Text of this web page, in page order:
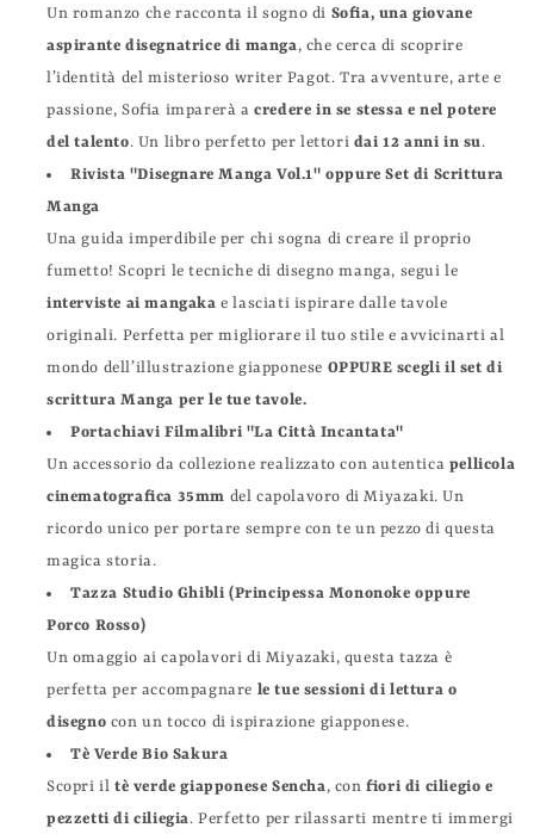
Un romanzo che racconta il sogno di Sofia, una giovane
aspirante disegnatrice di manga, che cerca di scoprire
l’identità del misterioso writer Pagot. Tra avventure, arte e
passione, Sofia imparerà acredere in se stessa e nel potere
del talento. Un libro perfetto per lettori dai 12 anni in su.
Rivista "Disegnare Manga Vol.1" oppure Set di Scrittura
Manga
Una guida imperdibile per chi sogna di creare il proprio
fumetto! Scopri le tecniche di disegno manga, segui le
interviste ai mangaka e lasciati ispirare dalle tavole
originali. Perfetta per migliorare il tuo stile e avvicinarti al
mondo dell’illustrazione giapponese OPPURE scegli il set di
scrittura Manga per le tue tavole.
Portachiavi Filmalibri "La Città Incantata"
Un accessorio da collezione realizzato con autentica pellicola
cinematografica 35mm del capolavoro di Miyazaki. Un
ricordo unico per portare sempre con te un pezzo di questa
magica storia.
Tazza Studio Ghibli (Principessa Mononoke oppure
Porco Rosso)
Un omaggio ai capolavori di Miyazaki, questa tazza è
perfetta per accompagnare le tue sessioni di lettura o
disegno con un tocco di ispirazione giapponese.
Tè Verde Bio Sakura
Scopri il tè verde giapponese Sencha, confiori di ciliegio e
pezzetti di ciliegia. Perfetto per rilassarti mentre ti immergi